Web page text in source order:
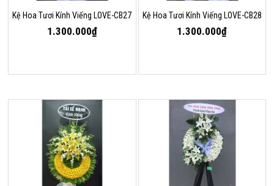
Kệ Hoa Tươi Kính Viếng LOVE-CB27
1.300.000₫
Kệ Hoa Tươi Kính Viếng LOVE-CB28
1.300.000₫